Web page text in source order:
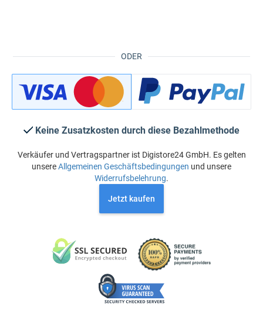
ODER
Keine Zusatzkosten durch diese Bezahlmethode
Verkäufer und Vertragspartner ist Digistore24 GmbH. Es gelten
unsereAllgemeinen Geschäftsbedingungen und unsere
Widerrufsbelehrung.
Jetzt kaufen